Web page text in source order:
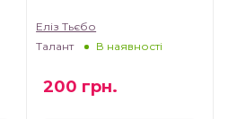
Еліз Тьєбо
Талант
В наявності
200 грн.